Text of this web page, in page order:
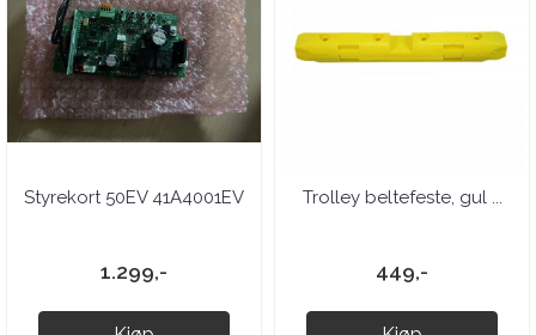
Styrekort 50EV 41A4001EV
1.299,-
Trolley beltefeste, gul ...
449,-